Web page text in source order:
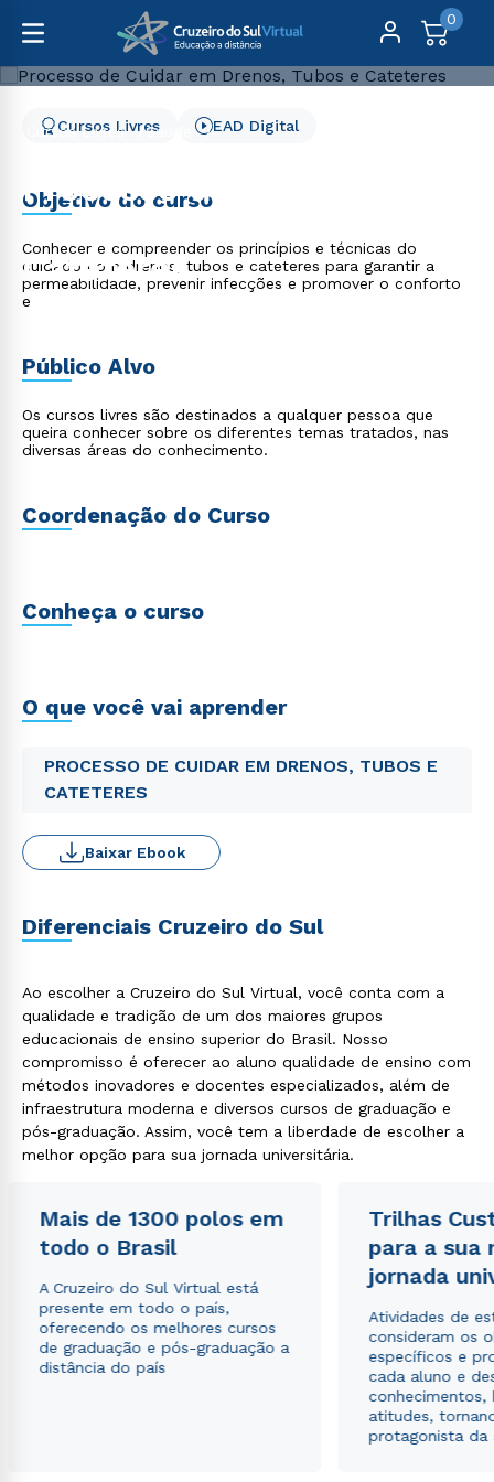
0
Cursos Livres
Saúde
Processo de Cuidar em
Drenos, Tubos e
Cateteres
Cursos Livres EAD Digital
Objetivo do curso
Conhecer e compreender os princípios e técnicas do
cuidado com drenos, tubos e cateteres para garantir a
permeabilidade, prevenir infecções e promover o conforto
e
Público Alvo
Os cursos livres são destinados a qualquer pessoa que
queira conhecer sobre os diferentes temas tratados, nas
diversas áreas do conhecimento.
Coordenação do Curso
Conheça o curso
O que você vai aprender
PROCESSO DE CUIDAR EM DRENOS, TUBOS E
CATETERES
Baixar Ebook
Diferenciais Cruzeiro do Sul
Ao escolher a Cruzeiro do Sul Virtual, você conta com a
qualidade e tradição de um dos maiores grupos
educacionais de ensino superior do Brasil. Nosso
compromisso é oferecer ao aluno qualidade de ensino com
métodos inovadores e docentes especializados, além de
infraestrutura moderna e diversos cursos de graduação e
pós-graduação. Assim, você tem a liberdade de escolher a
melhor opção para sua jornada universitária.
Mais de 1300 polos em
todo o Brasil
A Cruzeiro do Sul Virtual está
presente em todo o país,
oferecendo os melhores cursos
de graduação e pós-graduação a
distância do país
Trilhas
para a sua
jornada
Atividades de
consideram os
específicos e
cada aluno e
conhecimentos,
atitudes,
protagonista da